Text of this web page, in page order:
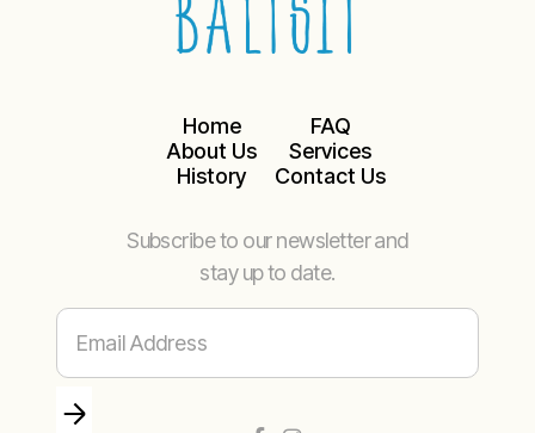
Home
About Us
History
FAQ
Services
Contact Us
Subscribe to our newsletter and
stay up to date.